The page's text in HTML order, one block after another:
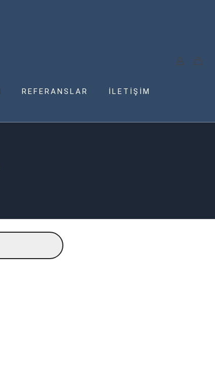
REFERANSLAR İLETİŞİM